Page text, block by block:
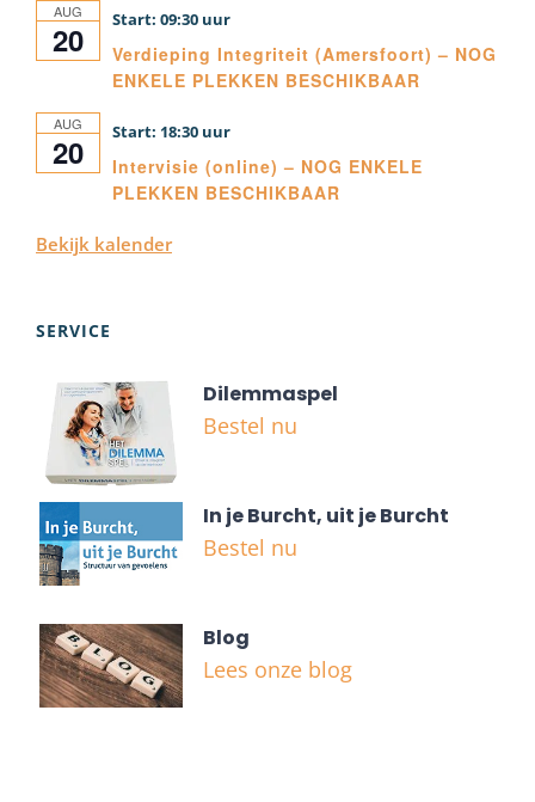
AUG
20 09:30
Verdieping Integriteit (Amersfoort) – NOG
ENKELE PLEKKEN BESCHIKBAAR
AUG
20 18:30
Intervisie (online) – NOG ENKELE
PLEKKEN BESCHIKBAAR
Bekijk kalender
SERVICE
Dilemmaspel
Bestel nu
In je Burcht, uit je Burcht
Bestel nu
Blog
Lees onze blog